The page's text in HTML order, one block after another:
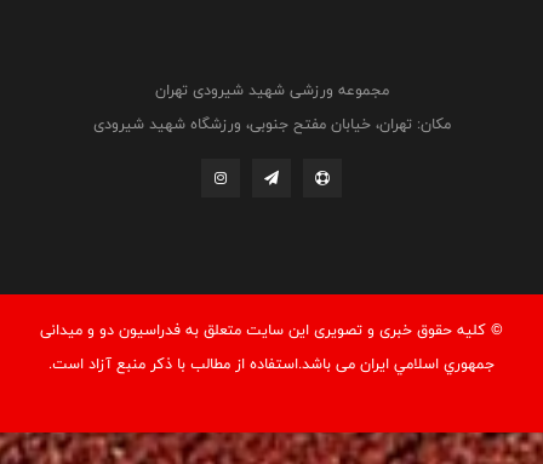
مجموعه ورزشی شهید شیرودی تهران
مکان: تهران، خیابان مفتح جنوبی، ورزشگاه شهید شیرودی
© کليه حقوق خبری و تصويری اين سايت متعلق به فدراسيون دو و میدانی
جمهوري اسلامي ايران می باشد.استفاده از مطالب با ذكر منبع آزاد است.